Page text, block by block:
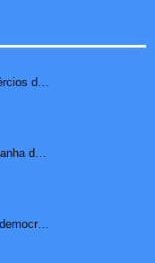
Pix passa a ser aceito em comércios de oito países e amplia opções de pagamento para brasileiros no exterior
Prefeitura de Ilhéus inicia Campanha de Multivacinação 2026
Urna eletrônica é patrimônio da democracia, diz presidente do TSE